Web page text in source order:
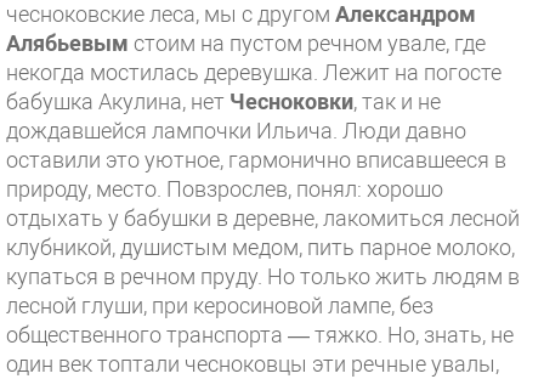
чесноковские леса, мы с другом Александром
Алябьевым стоим на пустом речном увале, где
некогда мостилась деревушка. Лежит на погосте
бабушка Акулина, нет Чесноковки, так и не
дождавшейся лампочки Ильича. Люди давно
оставили это уютное, гармонично вписавшееся в
природу, место. Повзрослев, понял: хорошо
отдыхать у бабушки в деревне, лакомиться лесной
клубникой, душистым медом, пить парное молоко,
купаться в речном пруду. Но только жить людям в
лесной глуши, при керосиновой лампе, без
общественного транспорта — тяжко. Но, знать, не
один век топтали чесноковцы эти речные увалы,